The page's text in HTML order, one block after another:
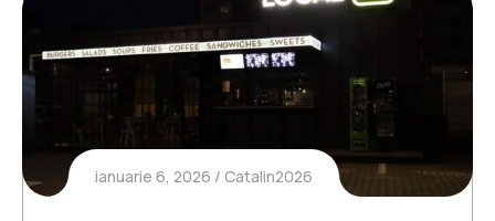
ianuarie 6, 2026 Catalin2026